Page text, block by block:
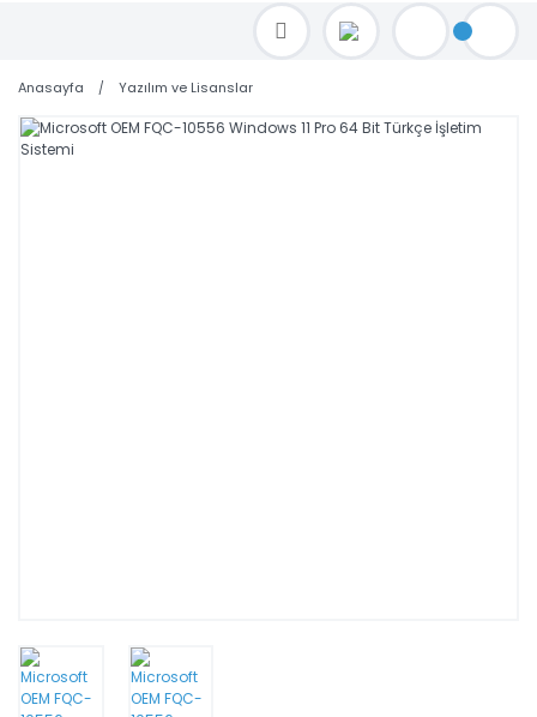
TOPTAN FİYAT ALMAK İÇİN satis@toptanbilgisayar.net MAİL ATINIZ.
SİPARİŞLERİNİZİ AYNI GÜN KARGO İLE GÖNDERİYORUZ!
Anasayfa Yazılım ve Lisanslar